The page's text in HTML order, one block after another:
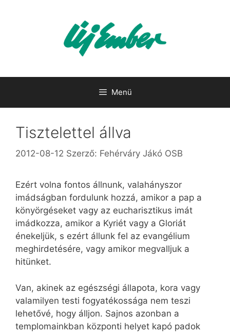
Menü
Tisztelettel állva
2012-08-12 Szerző: Fehérváry Jákó OSB
Ezért volna fontos állnunk, valahányszor
imádságban fordulunk hozzá, amikor a pap a
könyörgéseket vagy az eucharisztikus imát
imádkozza, amikor a Kyriét vagy a Gloriát
énekeljük, s ezért állunk fel az evangélium
meghirdetésére, vagy amikor megvalljuk a
hitünket.
Van, akinek az egészségi állapota, kora vagy
valamilyen testi fogyatékossága nem teszi
lehetővé, hogy álljon. Sajnos azonban a
templomainkban központi helyet kapó padok